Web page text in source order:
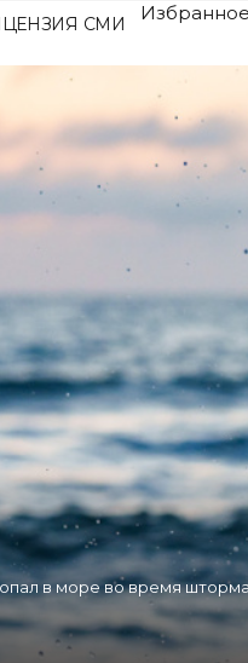
СМИ Избранное
в море во время